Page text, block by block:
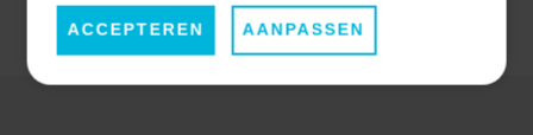
ACCEPTEREN AANPASSEN